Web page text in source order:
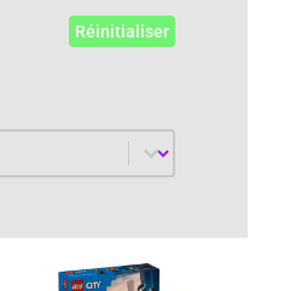
Réinitialiser